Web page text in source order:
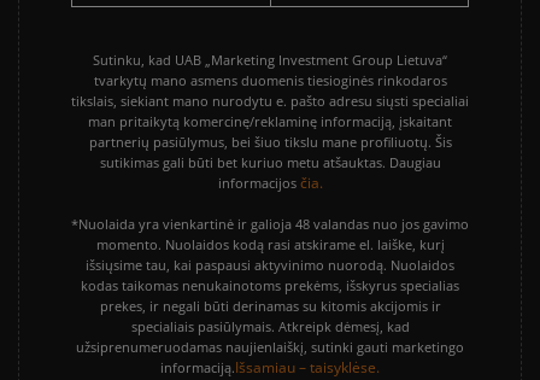
Sutinku, kad UAB „Marketing Investment Group Lietuva“
tvarkytų mano asmens duomenis tiesioginės rinkodaros
tikslais, siekiant mano nurodytu e. pašto adresu siųsti specialiai
man pritaikytą komercinę/reklaminę informaciją, įskaitant
partnerių pasiūlymus, bei šiuo tikslu mane profiliuotų. Šis
sutikimas gali būti bet kuriuo metu atšauktas. Daugiau
informacijos čia.
*Nuolaida yra vienkartinė ir galioja 48 valandas nuo jos gavimo
momento. Nuolaidos kodą rasi atskirame el. laiške, kurį
išsiųsime tau, kai paspausi aktyvinimo nuorodą. Nuolaidos
kodas taikomas nenukainotoms prekėms, išskyrus specialias
prekes, ir negali būti derinamas su kitomis akcijomis ir
specialiais pasiūlymais. Atkreipk dėmesį, kad
užsiprenumeruodamas naujienlaiškį, sutinki gauti marketingo
informaciją.Išsamiau – taisyklėse.